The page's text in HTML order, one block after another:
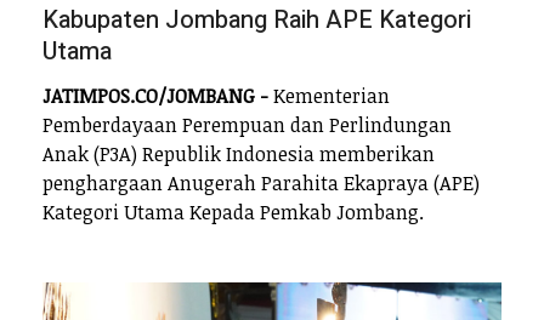
Kabupaten Jombang Raih APE Kategori
Utama
JATIMPOS.CO/JOMBANG -Kementerian
Pemberdayaan Perempuan dan Perlindungan
Anak (P3A) Republik Indonesia memberikan
penghargaan Anugerah Parahita Ekapraya (APE)
Kategori Utama Kepada Pemkab Jombang.